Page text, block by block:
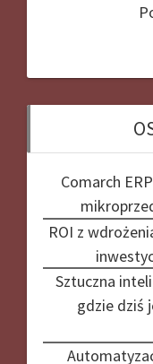
Comarch
ROI z
Sztuczna
gdzie dziś